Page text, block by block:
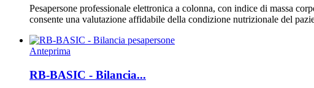
Pesapersone professionale elettronica a colonna, con indice di massa
consente una valutazione affidabile della condizione nutrizionale del
Anteprima
RB-BASIC - Bilancia...